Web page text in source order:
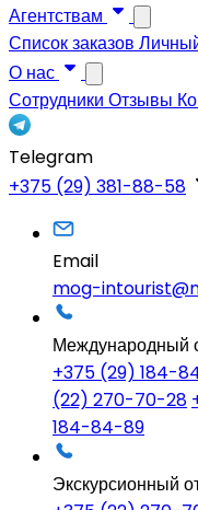
Агентствам
Список заказов
О нас
Сотрудники Отзывы
Telegram
+375 (29) 381-88-58
Email
mog-
Международный
+375 (29) 184-
(22) 270-70-28
184-84-89
Экскурсионный